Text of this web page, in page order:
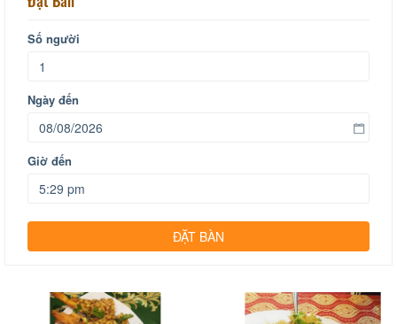
Số người
Ngày đến
Giờ đến